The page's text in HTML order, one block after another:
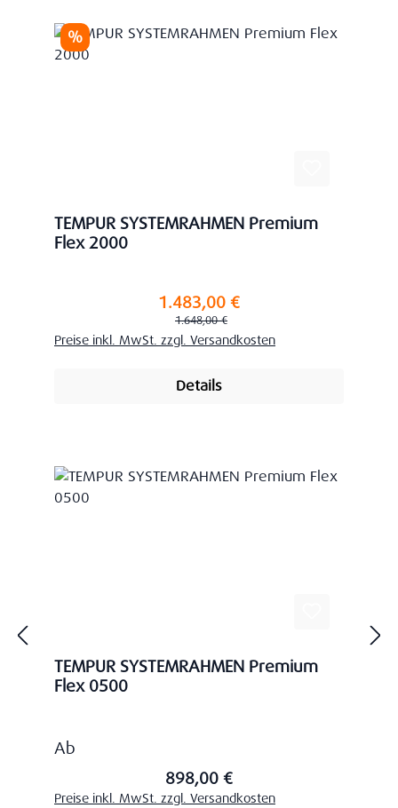
Rabatt
%
TEMPUR SYSTEMRAHMEN Premium
Flex 2000
Verkaufspreis:1.483,00 €
Regulärer Preis:
1.648,00 €
Preise inkl. MwSt. zzgl. Versandkosten
Details
TEMPUR SYSTEMRAHMEN Premium
Flex 0500
Regulärer Preis:
Ab
898,00 €
Preise inkl. MwSt. zzgl. Versandkosten